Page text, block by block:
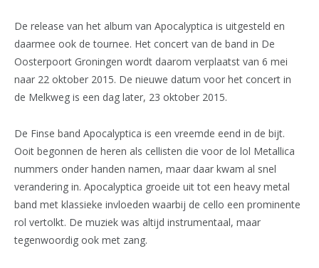
De release van het album van Apocalyptica is uitgesteld en
daarmee ook de tournee. Het concert van de band in De
Oosterpoort Groningen wordt daarom verplaatst van 6 mei
naar 22 oktober 2015. De nieuwe datum voor het concert in
de Melkweg is een dag later, 23 oktober 2015.
De Finse band Apocalyptica is een vreemde eend in de bijt.
Ooit begonnen de heren als cellisten die voor de lol Metallica
nummers onder handen namen, maar daar kwam al snel
verandering in. Apocalyptica groeide uit tot een heavy metal
band met klassieke invloeden waarbij de cello een prominente
rol vertolkt. De muziek was altijd instrumentaal, maar
tegenwoordig ook met zang.